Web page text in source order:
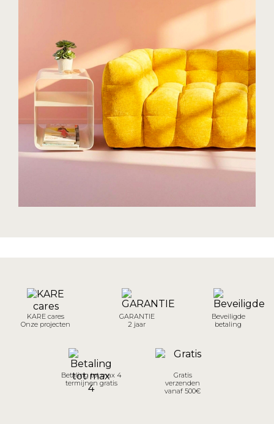
KARE cares
Onze projecten
GARANTIE
2 jaar
Beveiligde
betaling
Betaling tot max 4
termijnen gratis
Gratis
verzenden
vanaf 500€